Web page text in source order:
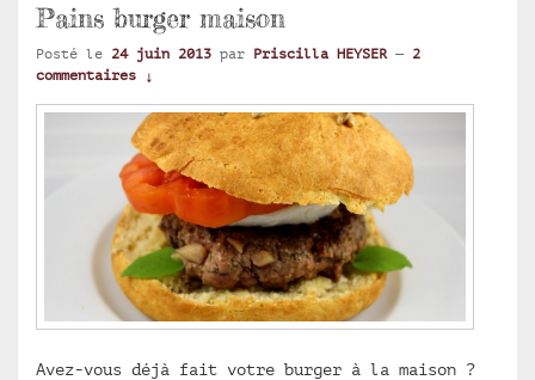
Pains burger maison
Posté le 24 juin 2013 par Priscilla HEYSER — 2
commentaires ↓
Avez-vous déjà fait votre burger à la maison ?